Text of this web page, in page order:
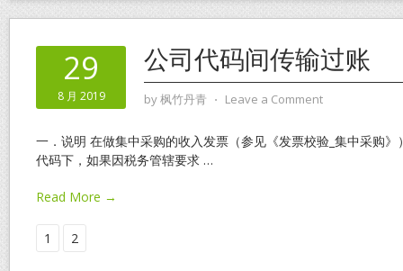
29
8 月 2019
公司代码间传输过账
by枫竹丹青 ⋅ Leave a Comment
一．说明 在做集中采购的收入发票（参见《发票校验_集中采购
代码下，如果因税务管辖要求 …
Read More →
1 2